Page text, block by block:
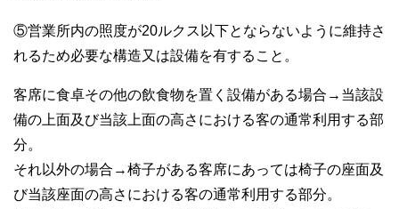
⑤営業所内の照度が20ルクス以下とならないように維持さ
れるため必要な構造又は設備を有すること。
客席に食卓その他の飲食物を置く設備がある場合→当該設
備の上面及び当該上面の高さにおける客の通常利用する部
分。
それ以外の場合→椅子がある客席にあっては椅子の座面及
び当該座面の高さにおける客の通常利用する部分。